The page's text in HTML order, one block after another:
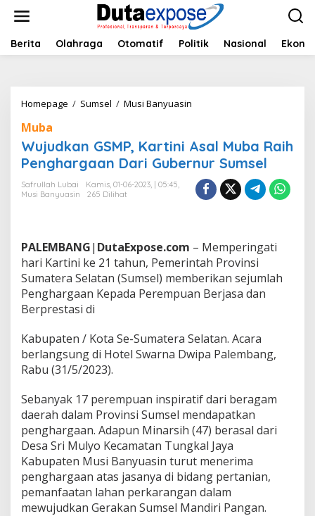
t
Berita Olahraga Otomatif Politik Nasional
Homepage / Sumsel / Musi Banyuasin
u
d
k
n
K
a
r
n
i
A
l
M
u
b
a
R
i
h
P
Muba
Wujudkan GSMP, Kartini Asal Muba Raih
Penghargaan Dari Gubernur Sumsel
Safrullah Lubai
Kamis, 01-06-2023, | 05:45,
Musi Banyuasin
265 Dilihat
PALEMBANG| DutaExpose.com – Memperingati
hari Kartini ke 21 tahun, Pemerintah Provinsi
Sumatera Selatan (Sumsel) memberikan sejumlah
Penghargaan Kepada Perempuan Berjasa dan
Berprestasi di
Kabupaten / Kota Se-Sumatera Selatan. Acara
berlangsung di Hotel Swarna Dwipa Palembang,
Rabu (31/5/2023).
Sebanyak 17 perempuan inspiratif dari beragam
daerah dalam Provinsi Sumsel mendapatkan
penghargaan. Adapun Minarsih (47) berasal dari
Desa Sri Mulyo Kecamatan Tungkal Jaya
Kabupaten Musi Banyuasin turut menerima
penghargaan atas jasanya di bidang pertanian,
pemanfaatan lahan perkarangan dalam
mewujudkan Gerakan Sumsel Mandiri Pangan.